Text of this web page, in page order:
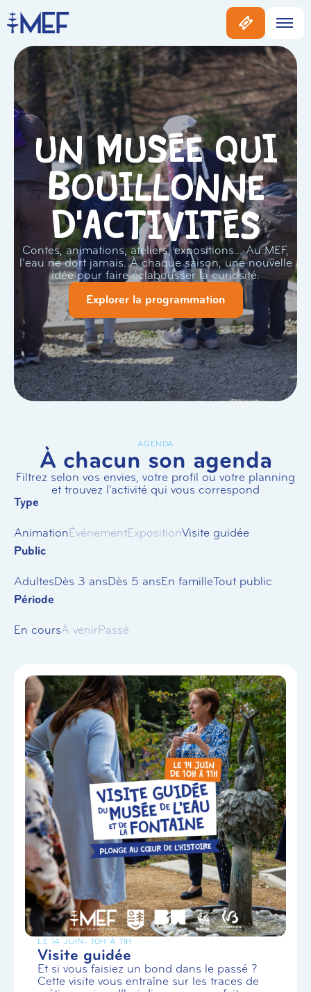
Un musée qui
bouillonne
d'activités
Contes, animations, ateliers, expositions… Au MEF,
l’eau ne dort jamais. À chaque saison, une nouvelle
idée pour faire éclabousser la curiosité.
Explorer la programmation
AGENDA
À chacun son agenda
Filtrez selon vos envies, votre profil ou votre planning
et trouvez l'activité qui vous correspond
Type
AnimationÉvénementExpositionVisite guidée
Public
AdultesDès 3 ansDès 5 ansEn familleTout public
Période
En coursÀ venirPassé
LE 14 JUIN- 10H À 11H
Visite guidée
Et si vous faisiez un bond dans le passé ?
Cette visite vous entraîne sur les traces de